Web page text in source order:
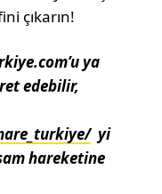
çıkarın!
ya
edebilir,
yi
hareketine